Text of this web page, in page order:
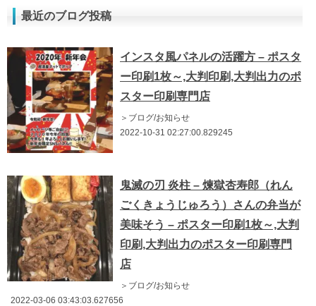
最近のブログ投稿
インスタ風パネルの活躍方 – ポスタ
ー印刷1枚～,大判印刷,大判出力のポ
スター印刷専門店
＞ブログ/お知らせ
2022-10-31 02:27:00.829245
鬼滅の刃 炎柱 – 煉獄杏寿郎（れん
ごくきょうじゅろう）さんの弁当が
美味そう – ポスター印刷1枚～,大判
印刷,大判出力のポスター印刷専門
店
＞ブログ/お知らせ
2022-03-06 03:43:03.627656